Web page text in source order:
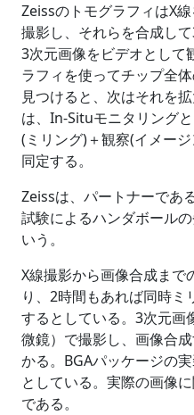
ZeissのトモグラフィはX
撮影し、それらを合成し
3次元画像をビデオとして
ラフィを使ってチップ全
見つけると、次はそれを
は、In-Situモニタリング
(ミリング)＋観察(イメー
同定する。
Zeissは、パートナーであ
試験によるハンダボール
いう。
X線撮影から画像合成まで
り、2時間もあれば同時
するとしている。3次元画
微鏡）で撮影し、画像合
かる。BGAパッケージの
としている。実際の画像
である。